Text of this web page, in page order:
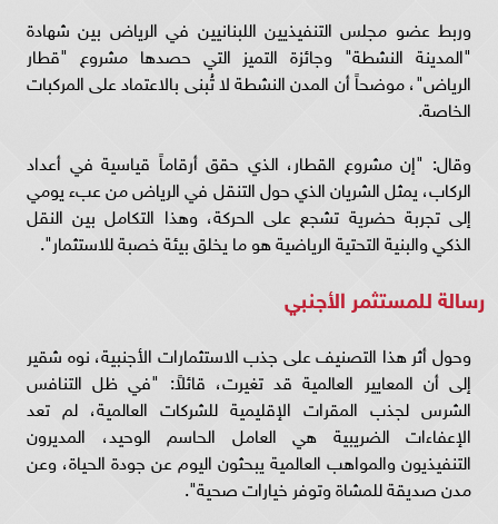
وربط عضو مجلس التنفيذيين اللبنانيين في الرياض بين شهادة
"المدينة النشطة" وجائزة التميز التي حصدها مشروع "قطار
الرياض"، موضحاً أن المدن النشطة لا تُبنى بالاعتماد على المركبات
الخاصة.
وقال: "إن مشروع القطار، الذي حقق أرقاماً قياسية في أعداد
الركاب، يمثل الشريان الذي حول التنقل في الرياض من عبء يومي
إلى تجربة حضرية تشجع على الحركة، وهذا التكامل بين النقل
الذكي والبنية التحتية الرياضية هو ما يخلق بيئة خصبة للاستثمار".
رسالة للمستثمر الأجنبي
وحول أثر هذا التصنيف على جذب الاستثمارات الأجنبية، نوه شقير
إلى أن المعايير العالمية قد تغيرت، قائلاً: "في ظل التنافس
الشرس لجذب المقرات الإقليمية للشركات العالمية، لم تعد
الإعفاءات الضريبية هي العامل الحاسم الوحيد، المديرون
التنفيذيون والمواهب العالمية يبحثون اليوم عن جودة الحياة، وعن
مدن صديقة للمشاة وتوفر خيارات صحية".